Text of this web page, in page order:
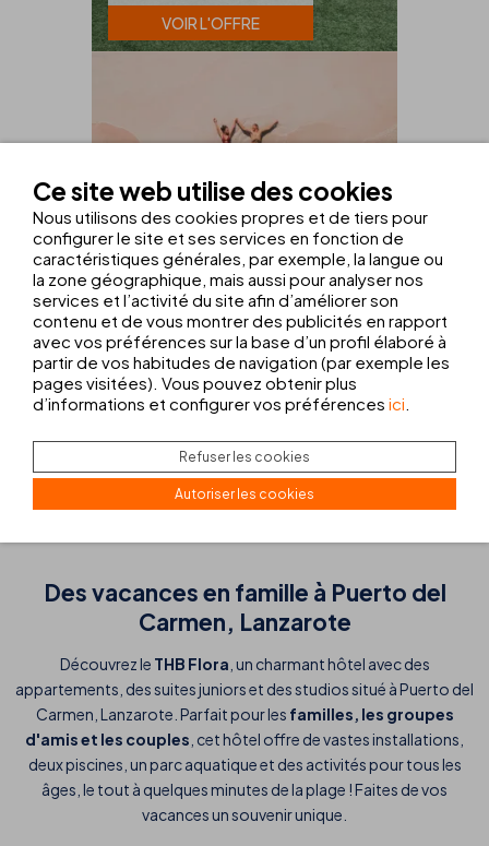
VOIR L'OFFRE
RÉSIDENTS
OFFRE EXCLUSIVE
RÉSIDENTS : BALÉARES ET
CANARIES
RÉDUCTION
VOIR L'OFFRE
Des vacances en famille à Puerto del
Carmen, Lanzarote
Découvrez le THB Flora , un charmant hôtel avec des
appartements, des suites juniors et des studios situé à Puerto del
Carmen, Lanzarote. Parfait pour les familles, les groupes
d'amis et les couples , cet hôtel offre de vastes installations,
deux piscines, un parc aquatique et des activités pour tous les
âges, le tout à quelques minutes de la plage ! Faites de vos
vacances un souvenir unique.
Ce site web utilise des cookies
Nous utilisons des cookies propres et de tiers pour
configurer le site et ses services en fonction de
caractéristiques générales, par exemple, la langue ou
la zone géographique, mais aussi pour analyser nos
services et l’activité du site afin d’améliorer son
contenu et de vous montrer des publicités en rapport
avec vos préférences sur la base d’un profil élaboré à
partir de vos habitudes de navigation (par exemple les
pages visitées). Vous pouvez obtenir plus
d’informations et configurer vos préférences ici.
Refuser les cookies
Autoriser les cookies